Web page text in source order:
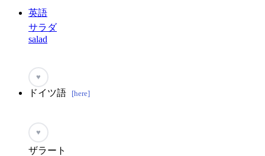
英語
サラダ
salad
♥
ドイツ語 [here]
♥
ザラート